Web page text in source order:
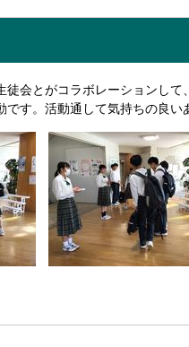
徒会とがコラボレーションし
です。活動通して気持ちの良い